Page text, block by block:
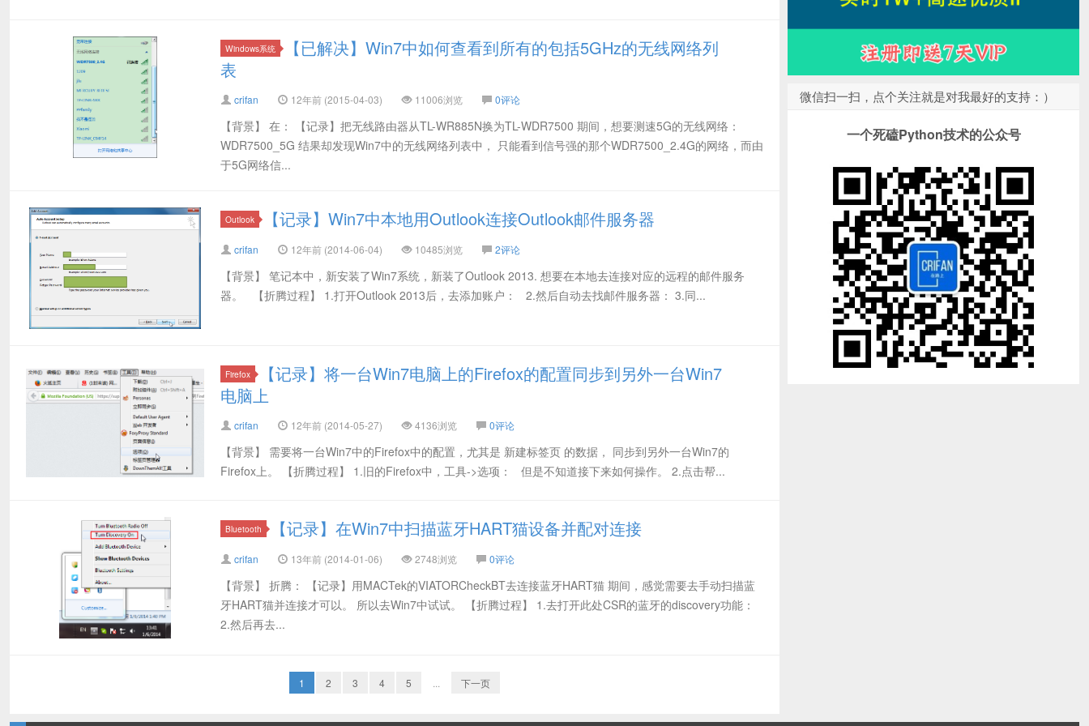
Windows系统
【已解决】Win7中如何查看到所有的包括5GHz的无线网络列
表
crifan 12年前 (2015-04-03) 11006浏览 0评论
【背景】 在： 【记录】把无线路由器从TL-WR885N换为TL-WDR7500 期间，想要测速5G的无线网络：
WDR7500_5G 结果却发现Win7中的无线网络列表中， 只能看到信号强的那个WDR7500_2.4G的网络，而由
于5G网络信...
Outlook 【记录】Win7中本地用Outlook连接Outlook邮件服务器
crifan 12年前 (2014-06-04) 10485浏览 2评论
【背景】 笔记本中，新安装了Win7系统，新装了Outlook 2013. 想要在本地去连接对应的远程的邮件服务
器。 【折腾过程】 1.打开Outlook 2013后，去添加账户： 2.然后自动去找邮件服务器： 3.同...
Firefox
【记录】将一台Win7电脑上的Firefox的配置同步到另外一台Win7
电脑上
crifan 12年前 (2014-05-27) 4136浏览 0评论
【背景】 需要将一台Win7中的Firefox中的配置，尤其是 新建标签页 的数据， 同步到另外一台Win7的
Firefox上。 【折腾过程】 1.旧的Firefox中，工具->选项： 但是不知道接下来如何操作。 2.点击帮...
Bluetooth 【记录】在Win7中扫描蓝牙HART猫设备并配对连接
crifan 13年前 (2014-01-06) 2748浏览 0评论
【背景】 折腾： 【记录】用MACTek的VIATORCheckBT去连接蓝牙HART猫 期间，感觉需要去手动扫描蓝
牙HART猫并连接才可以。 所以去Win7中试试。 【折腾过程】 1.去打开此处CSR的蓝牙的discovery功能：
2.然后再去...
1 2 3 4 5 下一页
微信扫一扫，点个关注就是对我最好的支持：）
一个死磕Python技术的公众号